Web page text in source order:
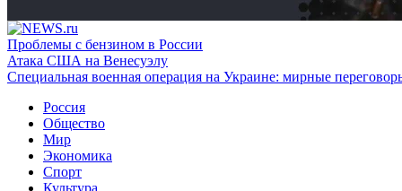
Проблемы с бензином в России
Атака США на Венесуэлу
Специальная военная операция на Украине: мирные
Россия
Общество
Мир
Экономика
Спорт
Культура